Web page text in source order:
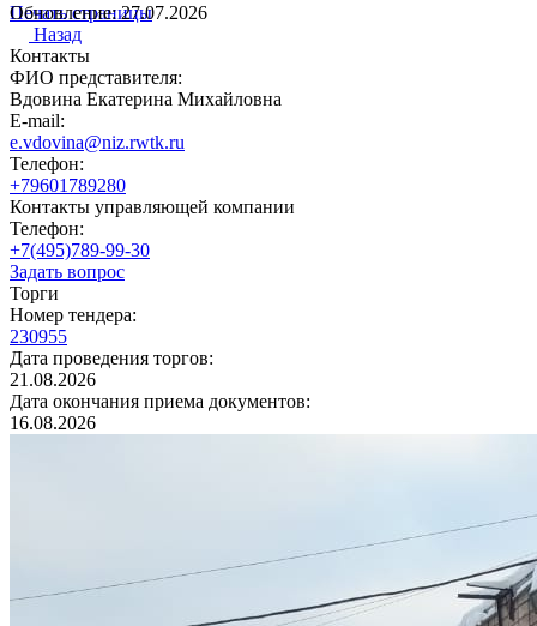
Печать страницы
Обновление: 27.07.2026
Назад
Контакты
ФИО представителя:
Вдовина Екатерина Михайловна
E-mail:
e.vdovina@niz.rwtk.ru
Телефон:
+79601789280
Контакты управляющей компании
Телефон:
+7(495)789-99-30
Задать вопрос
Торги
Номер тендера:
230955
Дата проведения торгов:
21.08.2026
Дата окончания приема документов:
16.08.2026